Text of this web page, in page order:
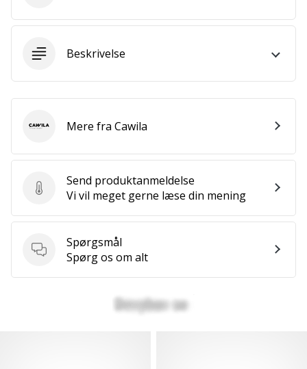
Beskrivelse
Send produktanmeldelse
Send produktanmeldelse
Vi vil meget gerne læse din mening
Spørgsmål
Spørgsmål
Spørg os om alt
CawilaMere fra Cawila